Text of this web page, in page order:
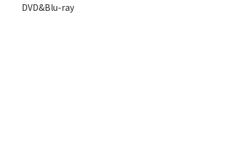
DVD&Blu-ray